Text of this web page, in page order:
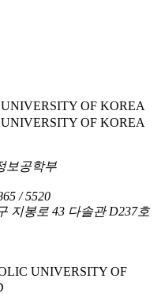
보공학부
/ 5520
지봉로 43 다솔관 D237호
UNIVERSITY OF